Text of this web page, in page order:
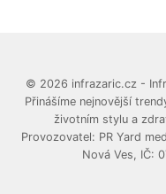
© 2026 infrazaric.cz -
Přinášíme nejnovější
životním stylu a
Provozovatel: PR Yard
Nová Ves, IČ: